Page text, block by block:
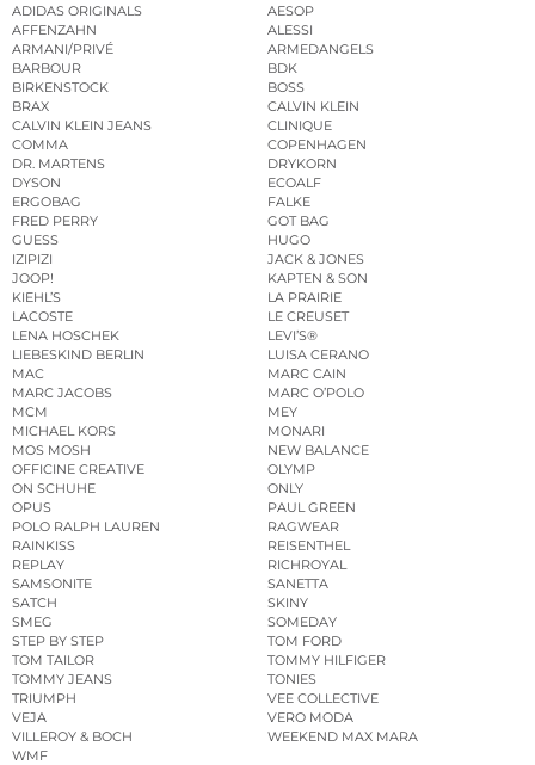
ADIDAS ORIGINALS
AESOP
AFFENZAHN
ALESSI
ARMANI/PRIVÉ
ARMEDANGELS
BARBOUR
BDK
BIRKENSTOCK
BOSS
BRAX
CALVIN KLEIN
CALVIN KLEIN JEANS
CLINIQUE
COMMA
COPENHAGEN
DR. MARTENS
DRYKORN
DYSON
ECOALF
ERGOBAG
FALKE
FRED PERRY
GOT BAG
GUESS
HUGO
IZIPIZI
JACK & JONES
JOOP!
KAPTEN & SON
KIEHL’S
LA PRAIRIE
LACOSTE
LE CREUSET
LENA HOSCHEK
LEVI’S®
LIEBESKIND BERLIN
LUISA CERANO
MAC
MARC CAIN
MARC JACOBS
MARC O’POLO
MCM
MEY
MICHAEL KORS
MONARI
MOS MOSH
NEW BALANCE
OFFICINE CREATIVE
OLYMP
ON SCHUHE
ONLY
OPUS
PAUL GREEN
POLO RALPH LAUREN
RAGWEAR
RAINKISS
REISENTHEL
REPLAY
RICHROYAL
SAMSONITE
SANETTA
SATCH
SKINY
SMEG
SOMEDAY
STEP BY STEP
TOM FORD
TOM TAILOR
TOMMY HILFIGER
TOMMY JEANS
TONIES
TRIUMPH
VEE COLLECTIVE
VEJA
VERO MODA
VILLEROY & BOCH
WEEKEND MAX MARA
WMF